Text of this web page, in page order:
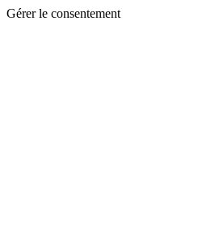
Gérer le consentement